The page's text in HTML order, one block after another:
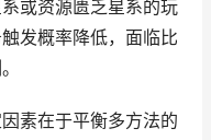
或资源匮乏星系的玩
发概率降低，面临比
素在于平衡多方法的